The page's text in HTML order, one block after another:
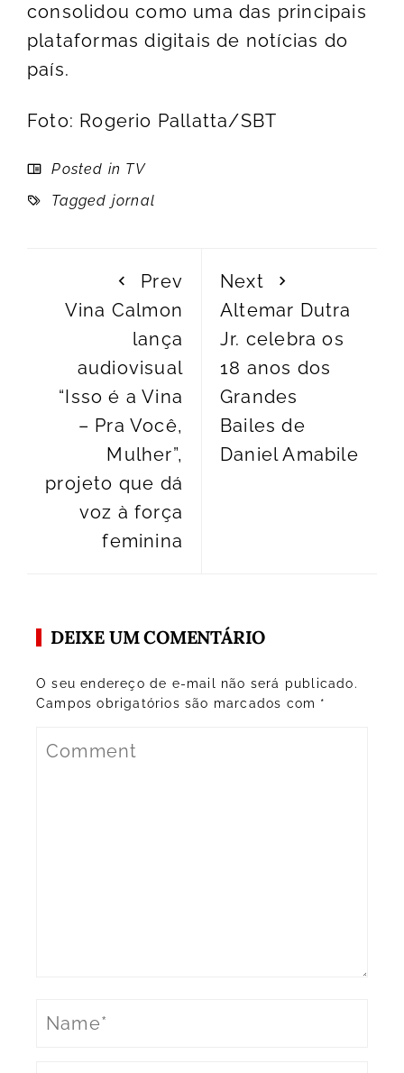
consolidou como uma das principais
plataformas digitais de notícias do
país.
Foto: Rogerio Pallatta/SBT
Posted in TV
Tagged jornal
Prev
Vina Calmon
lança
audiovisual
“Isso é a Vina
– Pra Você,
Mulher”,
projeto que dá
voz à força
feminina
Next
Altemar Dutra
Jr. celebra os
18 anos dos
Grandes
Bailes de
Daniel Amabile
DEIXE UM COMENTÁRIO
O seu endereço de e-mail não será publicado.
Campos obrigatórios são marcados com *